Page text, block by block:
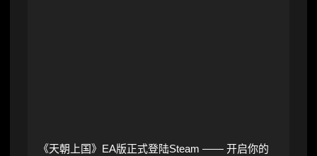
《天朝上国》EA版正式登陆Steam —— 开启你的